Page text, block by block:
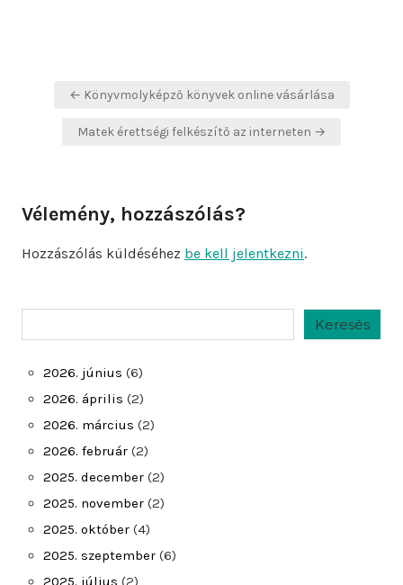
Bejegyzés
← Könyvmolyképző könyvek online vásárlása
Matek érettségi felkészítő az interneten →
Vélemény, hozzászólás?
Hozzászólás küldéséhez be kell jelentkezni.
Keresés
2026. június (6)
2026. április (2)
2026. március (2)
2026. február (2)
2025. december (2)
2025. november (2)
2025. október (4)
2025. szeptember (6)
2025. július (2)